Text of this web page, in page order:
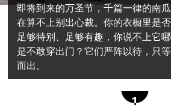
即将到来的万圣节，千篇一律的南
在算不上别出心裁。你的衣橱里是
足够特别、足够有趣，你说不上它
是不敢穿出门？它们严阵以待，只
而出。